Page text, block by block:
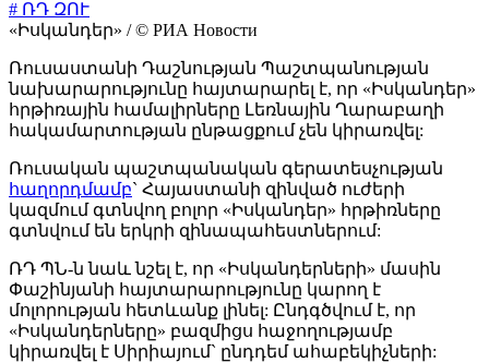
# ՌԴ ԶՈՒ
«Իսկանդեր» / © РИА Новости
Ռուսաստանի Դաշնության Պաշտպանության
նախարարությունը հայտարարել է, որ «Իսկանդեր»
հրթիռային համալիրները Լեռնային Ղարաբաղի
հակամարտության ընթացքում չեն կիրառվել:
Ռուսական պաշտպանական գերատեսչության
հաղորդմամբ` Հայաստանի զինված ուժերի
կազմում գտնվող բոլոր «Իսկանդեր» հրթիռները
գտնվում են երկրի զինապահեստներում:
ՌԴ ՊՆ-ն նաև նշել է, որ «Իսկանդերների» մասին
Փաշինյանի հայտարարությունը կարող է
մոլորության հետևանք լինել: Ընդգծվում է, որ
«Իսկանդերները» բազմիցս հաջողությամբ
կիրառվել է Սիրիայում` ընդդեմ ահաբեկիչների: